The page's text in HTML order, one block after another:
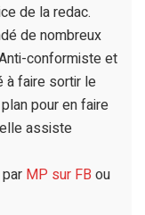
de la redac.
de nombreux
conformiste et
à faire sortir le
pour en faire
assiste
MP sur FB ou